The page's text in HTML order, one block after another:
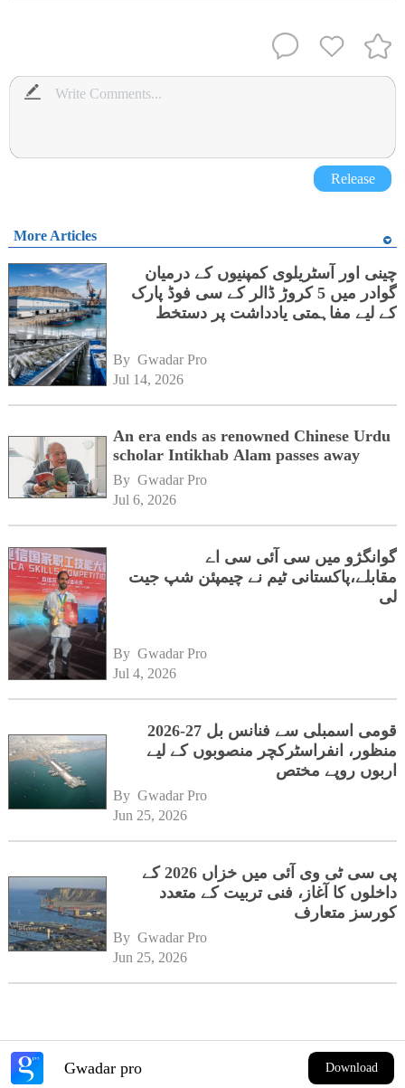
Release
More Articles
چینی اور آسٹریلوی کمپنیوں کے درمیان
گوادر میں 5 کروڑ ڈالر کے سی فوڈ پارک
کے لیے مفاہمتی یادداشت پر دستخط
By Gwadar Pro
Jul 14, 2026
An era ends as renowned Chinese Urdu
scholar Intikhab Alam passes away
By Gwadar Pro
Jul 6, 2026
گوانگژو میں سی آئی سی اے
مقابلے،پاکستانی ٹیم نے چیمپئن شپ جیت
لی
By Gwadar Pro
Jul 4, 2026
قومی اسمبلی سے فنانس بل 27-2026
منظور، انفراسٹرکچر منصوبوں کے لیے
اربوں روپے مختص
By Gwadar Pro
Jun 25, 2026
پی سی ٹی وی آئی میں خزاں 2026 کے
داخلوں کا آغاز، فنی تربیت کے متعدد
کورسز متعارف
By Gwadar Pro
Jun 25, 2026
Gwadar pro Download